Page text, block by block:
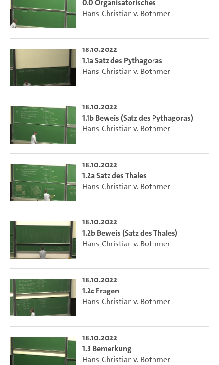
0.0 Organisatorisches
Hans-Christian v. Bothmer
18.10.2022
1.1a Satz des Pythagoras
Hans-Christian v. Bothmer
18.10.2022
1.1b Beweis (Satz des Pythagoras)
Hans-Christian v. Bothmer
18.10.2022
1.2a Satz des Thales
Hans-Christian v. Bothmer
18.10.2022
1.2b Beweis (Satz des Thales)
Hans-Christian v. Bothmer
18.10.2022
1.2c Fragen
Hans-Christian v. Bothmer
18.10.2022
1.3 Bemerkung
Hans-Christian v. Bothmer